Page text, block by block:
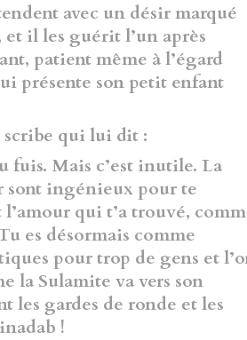
avec un désir marqué
et il les guérit l’un après
patient même à l’égard
présente son petit enfant
qui lui dit :
Mais c’est inutile. La
sont ingénieux pour te
l’amour qui t’a trouvé,
es désormais comme
pour trop de gens et
la Sulamite va vers son
les gardes de ronde et les
!